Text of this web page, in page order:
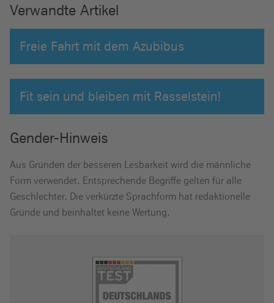
Verwandte Artikel
Freie Fahrt mit dem Azubibus
Fit sein und bleiben mit Rasselstein!
Gender-Hinweis
Aus Gründen der besseren Lesbarkeit wird die männliche
Form verwendet. Entsprechende Begriffe gelten für alle
Geschlechter. Die verkürzte Sprachform hat redaktionelle
Gründe und beinhaltet keine Wertung.